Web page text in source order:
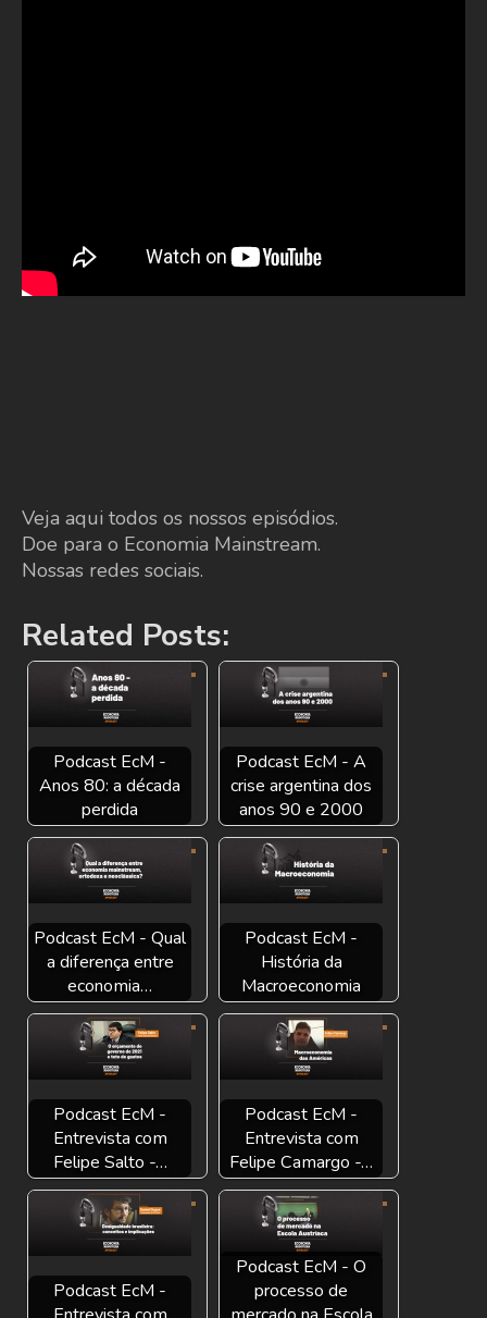
Veja aqui todos os nossos episódios.
Doe para o Economia Mainstream.
Nossas redes sociais.
Related Posts:
Podcast EcM -
Anos 80: a década
perdida
Podcast EcM - A
crise argentina dos
anos 90 e 2000
Podcast EcM - Qual
a diferença entre
economia…
Podcast EcM -
História da
Macroeconomia
Podcast EcM -
Entrevista com
Felipe Salto -…
Podcast EcM -
Entrevista com
Felipe Camargo -…
Podcast EcM -
Podcast EcM - O
processo de